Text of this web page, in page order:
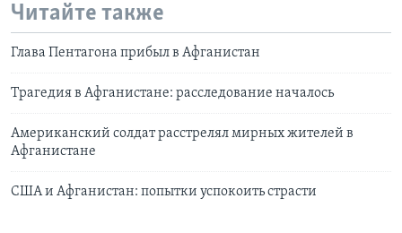
Читайте также
Глава Пентагона прибыл в Афганистан
Трагедия в Афганистане: расследование началось
Американский солдат расстрелял мирных жителей в
Афганистане
США и Афганистан: попытки успокоить страсти